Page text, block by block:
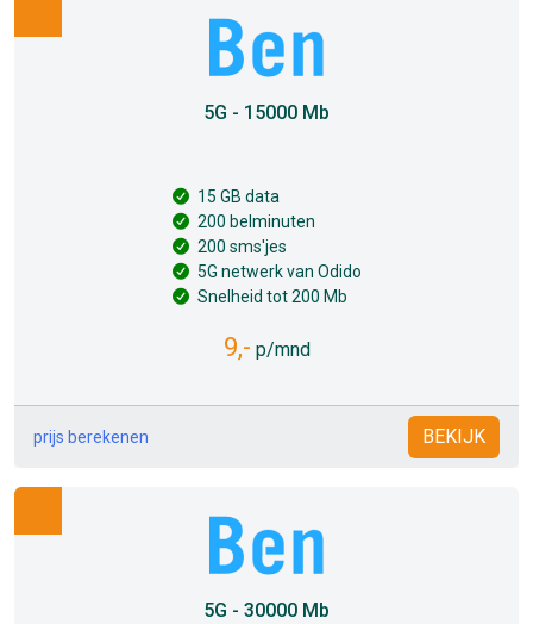
5G - 15000 Mb
15 GB data
200 belminuten
200 sms'jes
5G netwerk van Odido
Snelheid tot 200 Mb
9,- p/mnd
prijs berekenen BEKIJK
5G - 30000 Mb